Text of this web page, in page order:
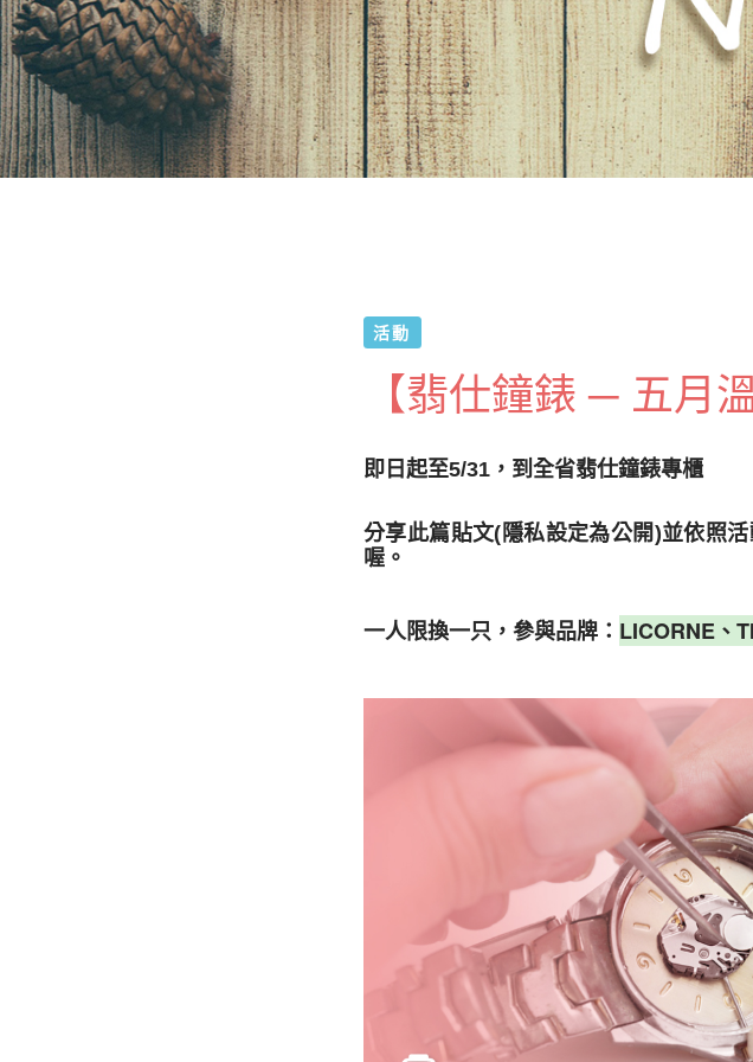
活動
【翡仕鐘錶 ─ 五月
即日起至5/31，到全省翡仕鐘錶專櫃
分享此篇貼文(隱私設定為公開)並依照
喔。
一人限換一只，參與品牌： LICORNE、